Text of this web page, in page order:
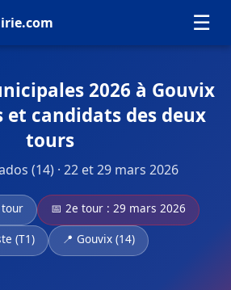
☰
2026 à Gouvix
candidats des deux
tours
(14) · 22 et 29 mars 2026
tour
📅 2e tour : 29 mars 2026
(T1)
📍 Gouvix (14)